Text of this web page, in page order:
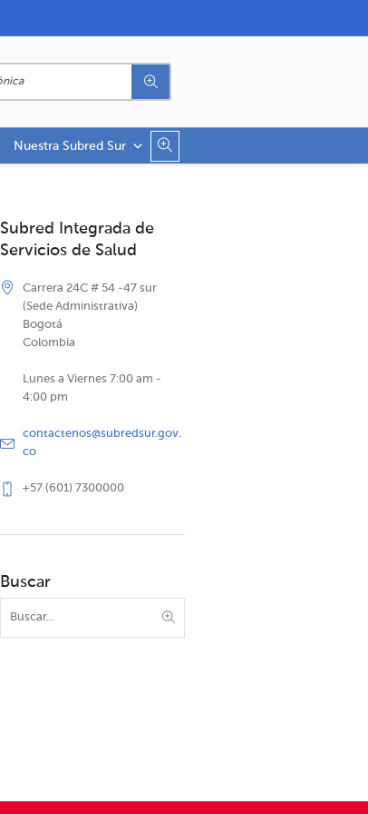
Nuestra Subred Sur
Subred Integrada de
Servicios de Salud
Carrera 24C # 54 -47 sur
(Sede Administrativa)
Bogotá
Colombia
Lunes a Viernes 7:00 am -
4:00 pm
contactenos@subredsur.gov.
co
+57 (601) 7300000
Buscar